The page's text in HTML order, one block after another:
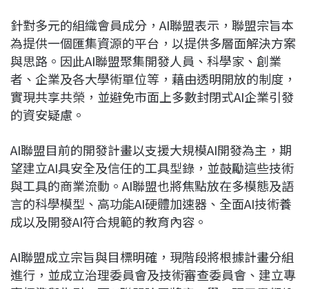
針對多元的組織會員成分，AI聯盟表示，聯盟宗旨本
為提供一個匯集資源的平台，以提供多層面解決方案
與思路。因此AI聯盟聚集開發人員、科學家、創業
者、企業及各大學術單位等，藉由透明開放的制度，
實現共享共榮，並避免市面上多數封閉式AI企業引發
的資安疑慮。
AI聯盟目前的開發計畫以支援大規模AI開發為主，期
望建立AI具安全及信任的工具型錄，並鼓勵這些技術
與工具的商業流動。AI聯盟也將焦點放在多模態及語
言的科學模型、高功能AI硬體加速器、全面AI技術養
成以及開發AI符合規範的教育內容。
AI聯盟成立宗旨與目標明確，現階段將根據計畫分組
進行，並成立治理委員會及技術審查委員會、建立專